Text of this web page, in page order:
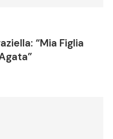
“Mia Figlia